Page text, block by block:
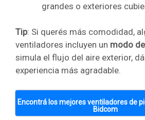
grandes o exteriores
Tip: Si querés más comodidad,
ventiladores incluyen un modo
simula el flujo del aire exterior,
experiencia más agradable.
Encontrá los mejores ventiladores de
Bidcom